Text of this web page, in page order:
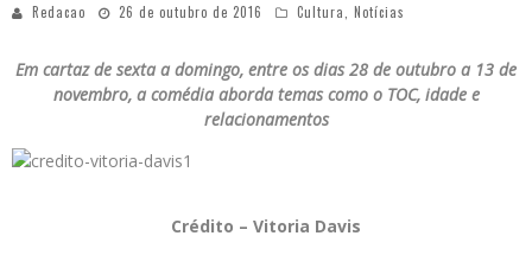
Redacao 26 de outubro de 2016 Cultura Notícias
Em cartaz de sexta a domingo, entre os dias 28 de outubro a 13 de
novembro, a comédia aborda temas como o TOC, idade e
relacionamentos
Crédito – Vitoria Davis